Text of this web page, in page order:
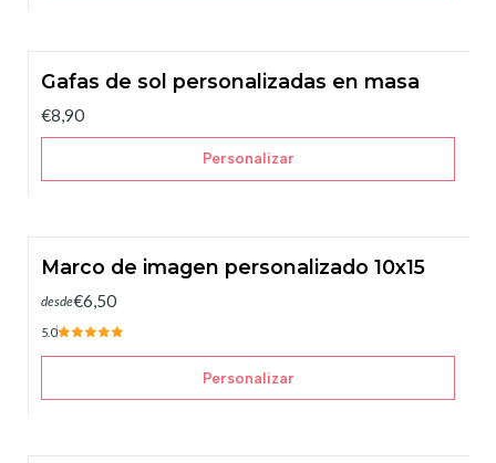
Gafas de sol personalizadas en masa
€8,90
Personalizar
Marco de imagen personalizado 10x15
desde€6,50
5.0
Personalizar